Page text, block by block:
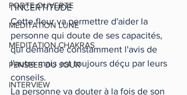
PORTE OUVERTE
MEDITATION LUNE
MEDITATION CHAKRAS
PENSEES DU JOUR
INTERVIEW
l'INCERTITUDE
Cette fleur va permettre d'aider la
personne qui doute de ses capacités,
qui demande constamment l'avis de
l'autre mais est toujours déçu par leurs
conseils.
La personne va douter à la fois de son